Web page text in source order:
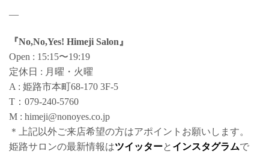
—
『No,No,Yes! Himeji Salon』
Open : 15:15〜19:19
定休日 : 月曜・火曜
A : 姫路市本町68-170 3F-5
T：079-240-5760
M : himeji@nonoyes.co.jp
＊上記以外ご来店希望の方はアポイントお願いします。
姫路サロンの最新情報はツイッターと インスタグラムで